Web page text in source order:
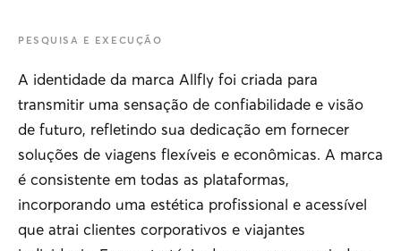
PESQUISA E EXECUÇÃO
A identidade da marca Allfly foi criada para
transmitir uma sensação de confiabilidade e visão
de futuro, refletindo sua dedicação em fornecer
soluções de viagens flexíveis e econômicas. A marca
é consistente em todas as plataformas,
incorporando uma estética profissional e acessível
que atrai clientes corporativos e viajantes